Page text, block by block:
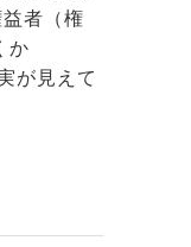
者（権
か
が見えて